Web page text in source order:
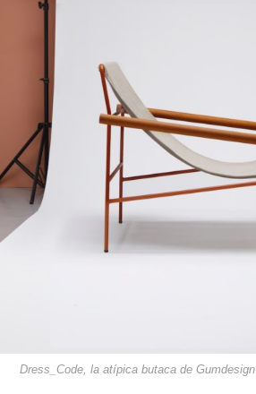
Dress_Code, la atípica butaca de Gumdesign